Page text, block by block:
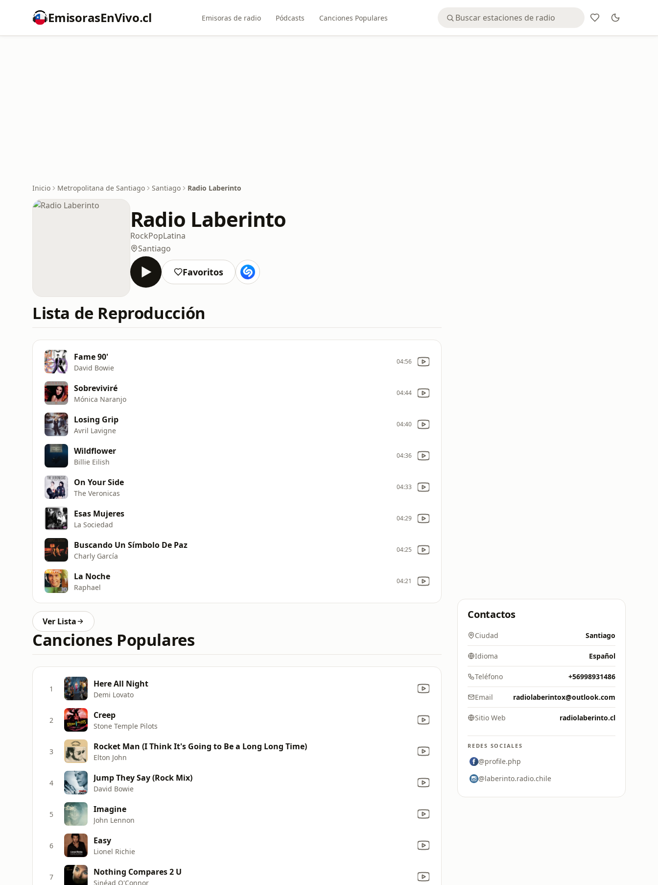
EmisorasEnVivo.cl Emisoras de radio Pódcasts Canciones Populares
Inicio Metropolitana de Santiago Santiago Radio Laberinto
Radio Laberinto
RockPopLatina
Santiago
Favoritos
Lista de Reproducción
Fame 90'
David Bowie
04:56
Sobreviviré
Mónica Naranjo
04:44
Losing Grip
Avril Lavigne
04:40
Wildflower
Billie Eilish
04:36
On Your Side
The Veronicas
04:33
Esas Mujeres
La Sociedad
04:29
Buscando Un Símbolo De Paz
Charly García
04:25
La Noche
Raphael
04:21
Ver Lista
Canciones Populares
1 Here All Night
Demi Lovato
2 Creep
Stone Temple Pilots
3 Rocket Man (I Think It's Going to Be a Long Long Time)
Elton John
4 Jump They Say (Rock Mix)
David Bowie
5 Imagine
John Lennon
6 Easy
Lionel Richie
7 Nothing Compares 2 U
Sinéad O'Connor
Contactos
Ciudad Santiago
Idioma Español
Teléfono +56998931486
Email radiolaberintox@outlook.com
Sitio Web radiolaberinto.cl
REDES SOCIALES
@profile.php
@laberinto.radio.chile